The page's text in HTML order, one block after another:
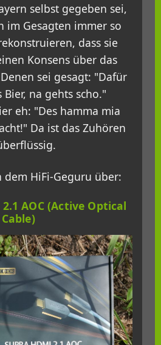
selbst gegeben sei,
im Gesagten immer so
dass sie
Konsens über das
sei gesagt: "Dafür
na gehts scho."
eh: "Des hamma mia
Da ist das Zuhören
dem HiFi-Geguru über:
AOC (Active Optical
Cable)